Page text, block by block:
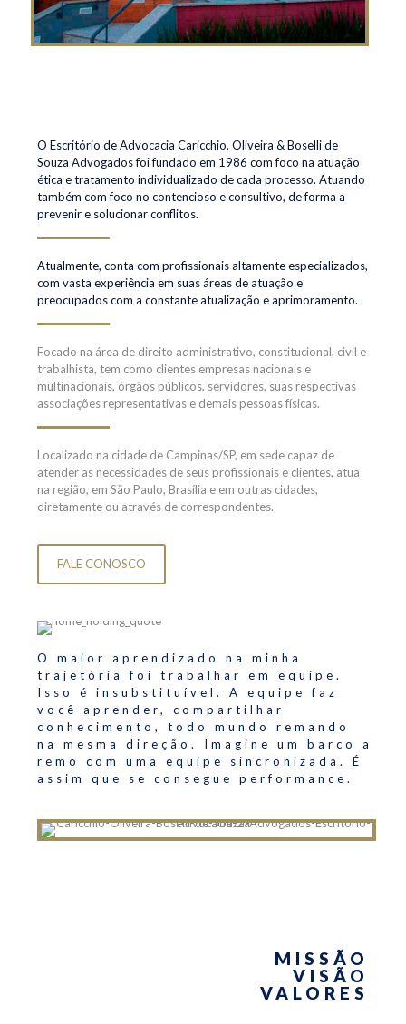
O Escritório de Advocacia Caricchio, Oliveira & Boselli de
Souza Advogados foi fundado em 1986 com foco na atuação
ética e tratamento individualizado de cada processo. Atuando
também com foco no contencioso e consultivo, de forma a
prevenir e solucionar conflitos.
Atualmente, conta com profissionais altamente especializados,
com vasta experiência em suas áreas de atuação e
preocupados com a constante atualização e aprimoramento.
Focado na área de direito administrativo, constitucional, civil e
trabalhista, tem como clientes empresas nacionais e
multinacionais, órgãos públicos, servidores, suas respectivas
associações representativas e demais pessoas físicas.
Localizado na cidade de Campinas/SP, em sede capaz de
atender as necessidades de seus profissionais e clientes, atua
na região, em São Paulo, Brasília e em outras cidades,
diretamente ou através de correspondentes.
FALE CONOSCO
O maior aprendizado na minha
trajetória foi trabalhar em equipe.
Isso é insubstituível. A equipe faz
você aprender, compartilhar
conhecimento, todo mundo remando
na mesma direção. Imagine um barco a
remo com uma equipe sincronizada. É
assim que se consegue performance.
MISSÃO
VISÃO
VALORES